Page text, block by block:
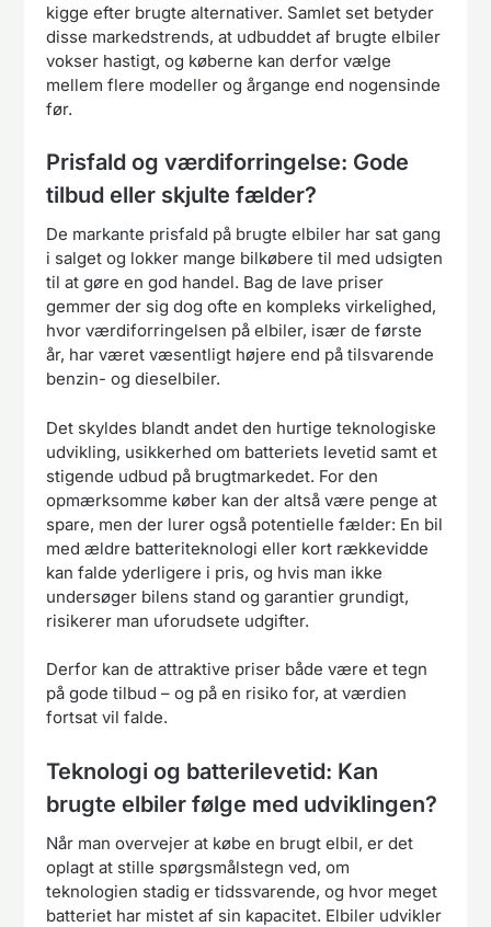
kigge efter brugte alternativer. Samlet set betyder
disse markedstrends, at udbuddet af brugte elbiler
vokser hastigt, og køberne kan derfor vælge
mellem flere modeller og årgange end nogensinde
før.
Prisfald og værdiforringelse: Gode
tilbud eller skjulte fælder?
De markante prisfald på brugte elbiler har sat gang
i salget og lokker mange bilkøbere til med udsigten
til at gøre en god handel. Bag de lave priser
gemmer der sig dog ofte en kompleks virkelighed,
hvor værdiforringelsen på elbiler, især de første
år, har været væsentligt højere end på tilsvarende
benzin- og dieselbiler.
Det skyldes blandt andet den hurtige teknologiske
udvikling, usikkerhed om batteriets levetid samt et
stigende udbud på brugtmarkedet. For den
opmærksomme køber kan der altså være penge at
spare, men der lurer også potentielle fælder: En bil
med ældre batteriteknologi eller kort rækkevidde
kan falde yderligere i pris, og hvis man ikke
undersøger bilens stand og garantier grundigt,
risikerer man uforudsete udgifter.
Derfor kan de attraktive priser både være et tegn
på gode tilbud – og på en risiko for, at værdien
fortsat vil falde.
Teknologi og batterilevetid: Kan
brugte elbiler følge med udviklingen?
Når man overvejer at købe en brugt elbil, er det
oplagt at stille spørgsmålstegn ved, om
teknologien stadig er tidssvarende, og hvor meget
batteriet har mistet af sin kapacitet. Elbiler udvikler